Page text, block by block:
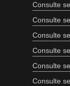
Consulte
Consulte
Consulte
Consulte
Consulte
Consulte